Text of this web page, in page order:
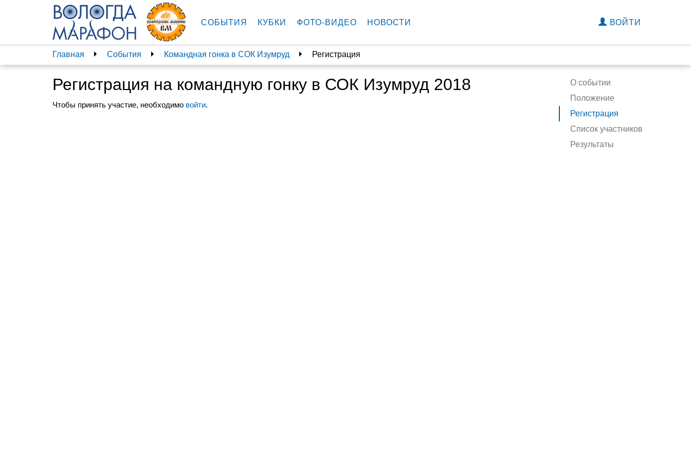
СОБЫТИЯ КУБКИ ФОТО-ВИДЕО НОВОСТИ ВОЙТИ
Главная События Командная гонка в СОК Изумруд Регистрация
О событии
Положение
Регистрация
Список участников
Результаты
Регистрация на командную гонку в СОК Изумруд 2018
Чтобы принять участие, необходимо войти.